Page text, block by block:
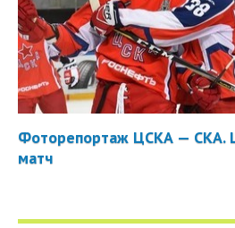
Фоторепортаж ЦСКА — СКА.
матч